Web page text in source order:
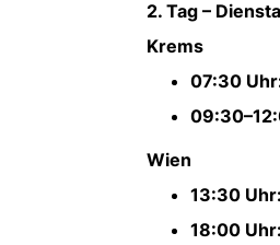
2. Tag –
Krems
07:30
Wien
13:30 Uhr:
18:00 Uhr: